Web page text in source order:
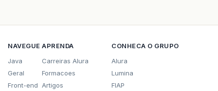
NAVEGUE
Java
Geral
Front-end
APRENDA
Carreiras Alura
Formacoes
Artigos
CONHECA O GRUPO
Alura
Lumina
FIAP